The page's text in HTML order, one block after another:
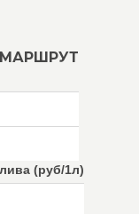
(руб/1л)